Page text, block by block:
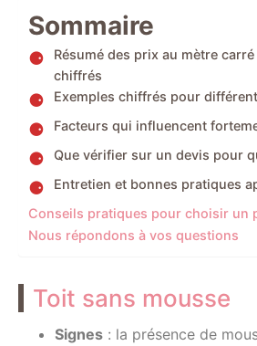
Sommaire
Résumé des prix au mètre
chiffrés
Exemples chiffrés pour
Facteurs qui influencent
Que vérifier sur un devis pour
Entretien et bonnes pratiques
Conseils pratiques pour choisir un
Nous répondons à vos questions
Toit sans mousse
Signes : la présence de